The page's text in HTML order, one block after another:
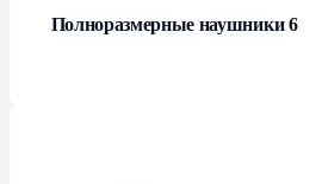
Полноразмерные наушники6